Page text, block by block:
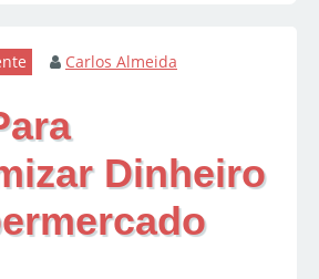
Carlos Almeida
Dinheiro